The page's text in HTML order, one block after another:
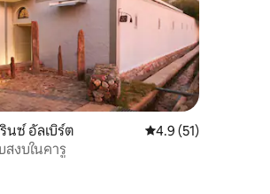
28 รีวิว
นซ์ อัลเบิร์ต คะแนนเฉลี่ย 4.9 จาก
4.9 (51)
งบในคารู